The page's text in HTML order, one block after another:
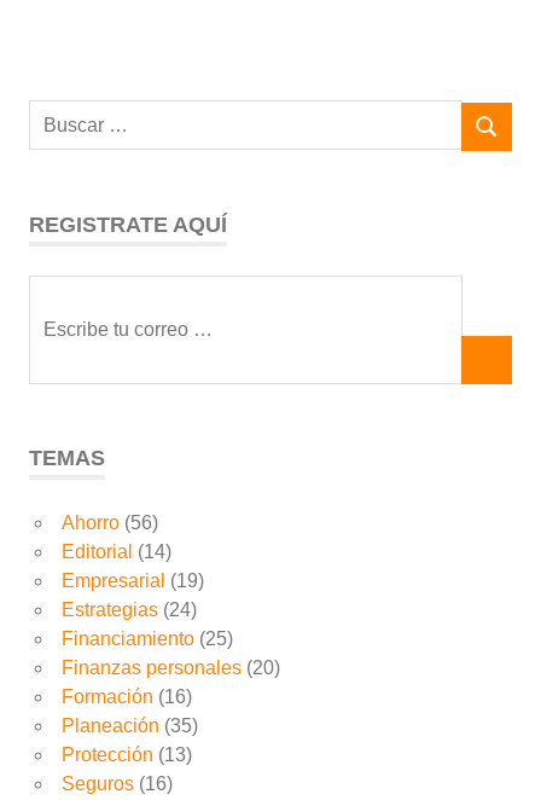
REGISTRATE AQUÍ
TEMAS
Ahorro(56)
Editorial (14)
Empresarial (19)
Estrategias(24)
Financiamiento(25)
Finanzas personales(20)
Formación (16)
Planeación (35)
Protección (13)
Seguros(16)